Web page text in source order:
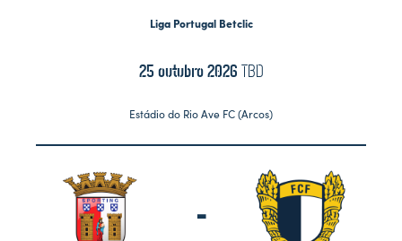
Liga Portugal Betclic
25 outubro 2026 TBD
Estádio do Rio Ave FC (Arcos)
-